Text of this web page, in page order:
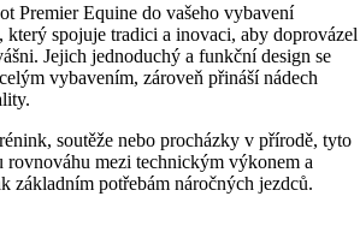
Premier Equine do vašeho vybavení
který spojuje tradici a inovaci, aby doprovázel
Jejich jednoduchý a funkční design se
vybavením, zároveň přináší nádech
soutěže nebo procházky v přírodě, tyto
rovnováhu mezi technickým výkonem a
základním potřebám náročných jezdců.